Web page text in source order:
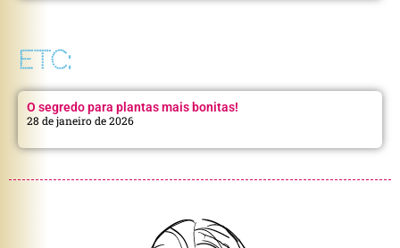
ETC:
O segredo para plantas mais bonitas!
28 de janeiro de 2026